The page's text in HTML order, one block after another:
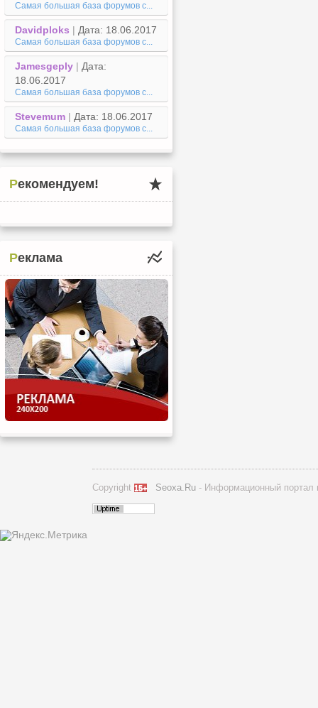
Самая большая база форумов с...
Davidploks | Дата: 18.06.2017
Самая большая база форумов с...
Jamesgeply | Дата:
18.06.2017
Самая большая база форумов с...
Stevemum | Дата: 18.06.2017
Самая большая база форумов с...
Рекомендуем!
Реклама
Copyright 15+ Seoxa.Ru - Информационный портал